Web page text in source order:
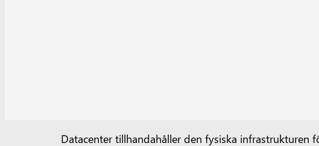
Datacenter tillhandahåller den fysiska